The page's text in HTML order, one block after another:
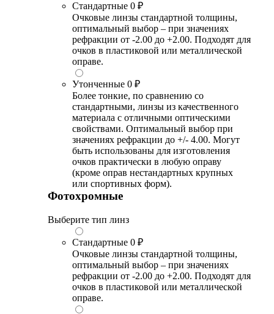
Стандартные 0 ₽
Очковые линзы стандартной толщины,
оптимальный выбор – при значениях
рефракции от -2.00 до +2.00. Подходят для
очков в пластиковой или металлической
оправе.
Утонченные 0 ₽
Более тонкие, по сравнению со
стандартными, линзы из качественного
материала с отличными оптическими
свойствами. Оптимальный выбор при
значениях рефракции до +/- 4.00. Могут
быть использованы для изготовления
очков практически в любую оправу
(кроме оправ нестандартных крупных
или спортивных форм).
Фотохромные
Выберите тип линз
Стандартные 0 ₽
Очковые линзы стандартной толщины,
оптимальный выбор – при значениях
рефракции от -2.00 до +2.00. Подходят для
очков в пластиковой или металлической
оправе.